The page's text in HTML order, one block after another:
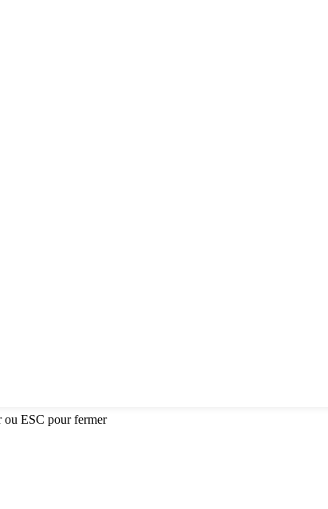
ou ESC pour fermer